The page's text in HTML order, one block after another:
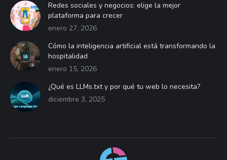
Redes sociales y negocios: elige la mejor
plataforma para crecer
enero 27, 2026
Cómo la inteligencia artificial está transformando la
hospitalidad
enero 15, 2026
¿Qué es LLMs.txt y por qué tu web lo necesita?
diciembre 3, 2025